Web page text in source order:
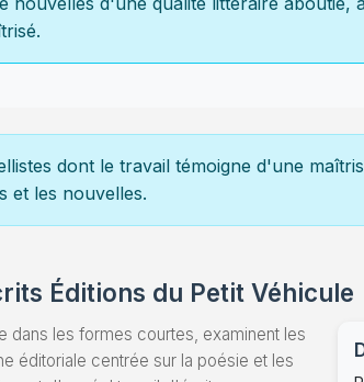
dont le travail témoigne d'une
et les nouvelles.
Éditions du Petit Véhicule
dans les formes courtes, examinent les
éditoriale centrée sur la poésie et les